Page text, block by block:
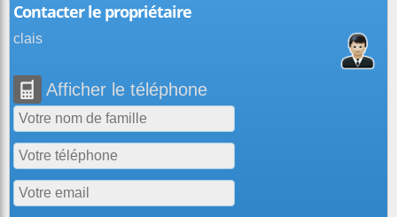
Contacter le propriétaire
clais
Afficher le téléphone